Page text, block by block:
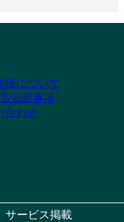
扱について
公表事項
合わせ
サービス掲載